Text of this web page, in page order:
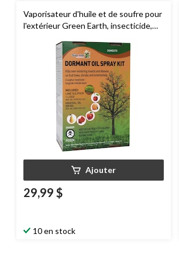
Vaporisateur d'huile et de soufre pour
l'extérieur Green Earth, insecticide,
Ajouter
29,99 $
10 en stock